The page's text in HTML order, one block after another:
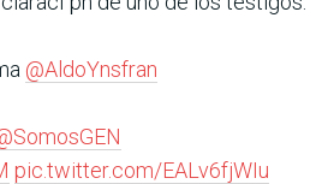
@AldoYnsfran
pic.twitter.com/EALv6fjWIu